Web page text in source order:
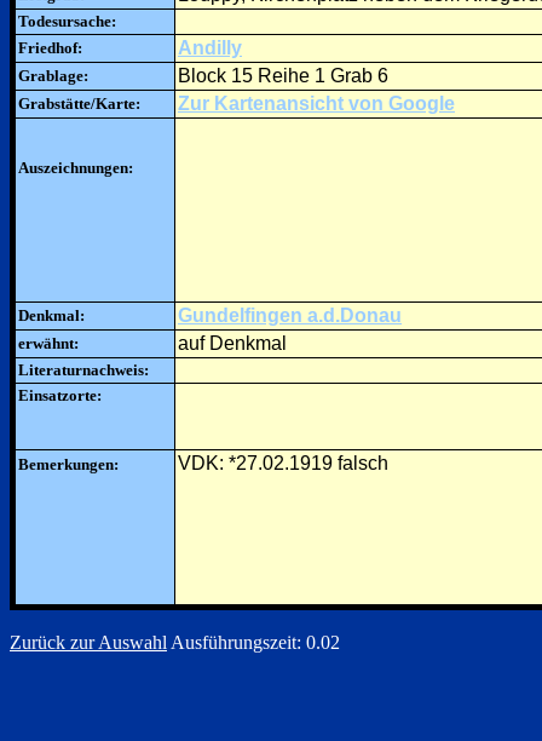
Todesursache:
Friedhof:
Andilly
Grablage: Block 15 Reihe 1 Grab 6
Grabstätte/Karte: Zur Kartenansicht von Google
Auszeichnungen:
Denkmal: Gundelfingen a.d.Donau
erwähnt: auf Denkmal
Literaturnachweis:
Einsatzorte:
Bemerkungen: VDK: *27.02.1919 falsch
Zurück zur Auswahl Ausführungszeit: 0.02